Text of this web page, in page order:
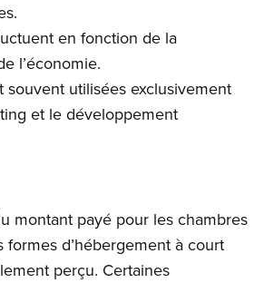
en fonction de la
l’économie.
souvent utilisées exclusivement
et le développement
montant payé pour les chambres
formes d’hébergement à court
perçu. Certaines